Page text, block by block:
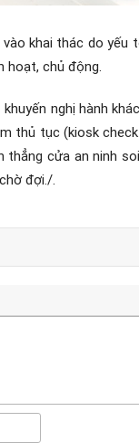
khai thác do
hoạt, chủ động.
nghị hành
thủ tục (kiosk
cửa an ninh
đợi./.